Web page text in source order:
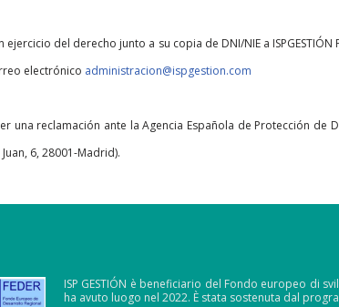
del derecho junto a su copia de DNI/NIE a ISPGESTIÓN
electrónico administracion@ispgestion.com
una reclamación ante la Agencia Española de Protección
6, 28001-Madrid).
ISP GESTIÓN è beneficiario del Fondo europeo di
ha avuto luogo nel 2022. È stata sostenuta dal